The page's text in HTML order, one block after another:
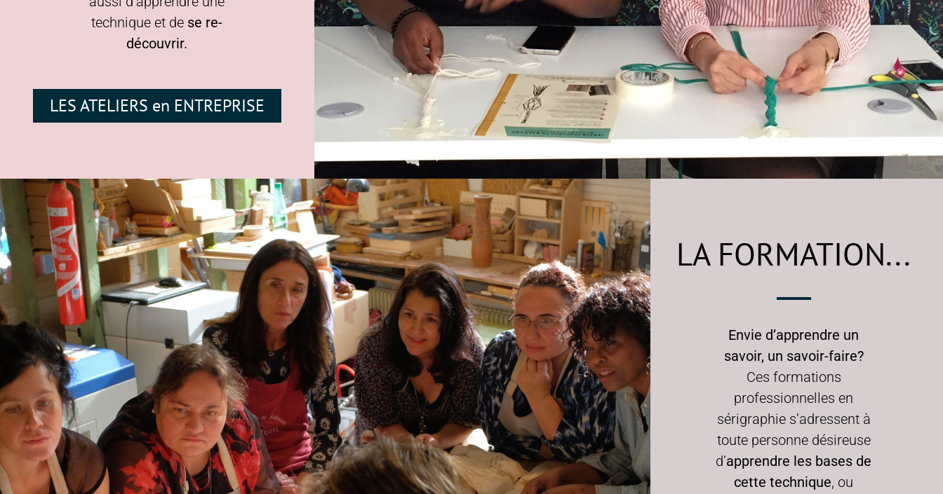
technique et de se re-
découvrir.
LES ATELIERS en ENTREPRISE
LA FORMATION...
Envie d’apprendre un
savoir, un savoir-faire?
Ces formations
professionnelles en
sérigraphie s’adressent à
toute personne désireuse
d’apprendre les bases de
cette technique, ou